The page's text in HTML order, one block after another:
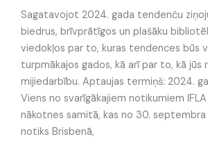
Sagatavojot 2024. gada tendenču
biedrus, brīvprātīgos un plašāku
viedokļos par to, kuras tendences būs
turpmākajos gados, kā arī par to, kā
mijiedarbību. Aptaujas termiņš: 2024.
Viens no svarīgākajiem notikumiem
nākotnes samitā, kas no 30.
notiks Brisbenā,